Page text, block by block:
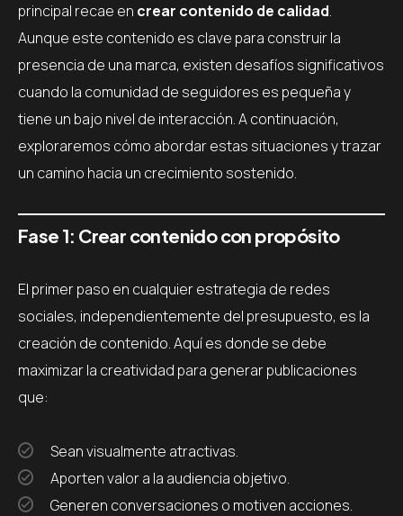
principal recae en crear contenido de calidad.
Aunque este contenido es clave para construir la
presencia de una marca, existen desafíos significativos
cuando la comunidad de seguidores es pequeña y
tiene un bajo nivel de interacción. A continuación,
exploraremos cómo abordar estas situaciones y trazar
un camino hacia un crecimiento sostenido.
Fase 1: Crear contenido con propósito
El primer paso en cualquier estrategia de redes
sociales, independientemente del presupuesto, es la
creación de contenido. Aquí es donde se debe
maximizar la creatividad para generar publicaciones
que:
Sean visualmente atractivas.
Aporten valor a la audiencia objetivo.
Generen conversaciones o motiven acciones.